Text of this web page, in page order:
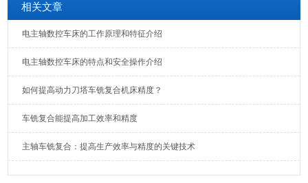
相关文章
电主轴数控车床的工作原理和特征介绍
电主轴数控车床的特点和安全操作介绍
如何提高动力刀塔车铣复合机床精度？
车铣复合能提高加工效率和精度
主轴车铣复合：提高生产效率与精度的关键技术